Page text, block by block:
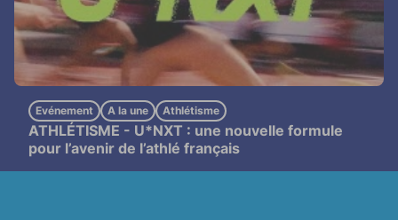
ATHLÉTISME - U*NXT : une nouvelle formule
pour l’avenir de l’athlé français
Evénement A la une Athlétisme